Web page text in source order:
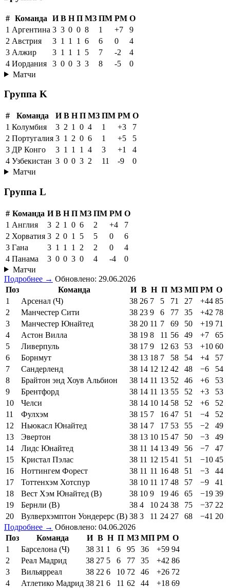
# Команда И В Н П МЗ ПМ РМ О
1 Аргентина 3 3 0 0 8 1 +7
9
2 Австрия 3 1 1 1 6 6 0
4
3 Алжир 3 1 1 1 5 7 -2
4
4 Иордания 3 0 0 3 3 8 -5
0
Матчи
Группа K
# Команда И В Н П МЗ ПМ РМ О
1 Колумбия 3 2 1 0 4 1 +3
7
2 Португалия 3 1 2 0 6 1 +5
5
3 ДР Конго 3 1 1 1 4 3 +1
4
4 Узбекистан 3 0 0 3 2 11 -9
0
Матчи
Группа L
# Команда И В Н П МЗ ПМ РМ О
1 Англия 3 2 1 0 6 2 +4
7
2 Хорватия 3 2 0 1 5 5 0
6
3 Гана 3 1 1 1 2 2 0
4
4 Панама 3 0 0 3 0 4 -4
0
Матчи
Подробнее → Обновлено: 29.06.2026
Поз
Команда И В Н П МЗ МП РМ О
1
Арсенал (Ч) 38 26 7 5 71 27 +44 85
2
Манчестер Сити 38 23 9 6 77 35 +42 78
3
Манчестер Юнайтед 38 20 11 7 69 50 +19 71
4
Астон Вилла 38 19 8 11 56 49 +7
65
5
Ливерпуль 38 17 9 12 63 53 +10 60
6
Борнмут 38 13 18 7 58 54 +4
57
7
Сандерленд 38 14 12 12 42 48 −6
54
8
Брайтон энд Хоув Альбион 38 14 11 13 52 46 +6
53
9
Брентфорд 38 14 11 13 55 52 +3
53
10
Челси 38 14 10 14 58 52 +6
52
11
Фулхэм 38 15 7 16 47 51 −4
52
12
Ньюкасл Юнайтед 38 14 7 17 53 55 −2
49
13
Эвертон 38 13 10 15 47 50 −3
49
14
Лидс Юнайтед 38 11 14 13 49 56 −7
47
15
Кристал Пэлас 38 11 12 15 41 51 −10 45
16
Ноттингем Форест 38 11 11 16 48 51 −3
44
17
Тоттенхэм Хотспур 38 10 11 17 48 57 −9
41
18
Вест Хэм Юнайтед (В) 38 10 9 19 46 65 −19 39
19
Бернли (В) 38 4 10 24 38 75 −37 22
20
Вулверхэмптон Уондерерс (В) 38 3 11 24 27 68 −41 20
Подробнее → Обновлено: 04.06.2026
Поз
Команда И В Н П МЗ МП РМ О
1
Барселона (Ч) 38 31 1 6 95 36 +59 94
2
Реал Мадрид 38 27 5 6 77 35 +42 86
3
Вильярреал 38 22 6 10 72 46 +26 72
4
Атлетико Мадрид 38 21 6 11 62 44 +18 69